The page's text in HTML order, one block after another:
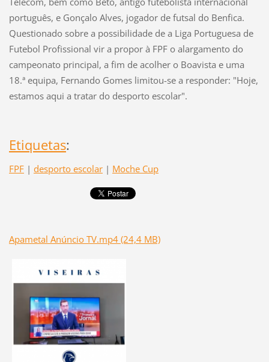
português, e Gonçalo Alves, jogador de futsal do Benfica.
Questionado sobre a possibilidade de a Liga Portuguesa de
Futebol Profissional vir a propor à FPF o alargamento do
campeonato principal, a fim de acolher o Boavista e uma
18.ª equipa, Fernando Gomes limitou-se a responder: "Hoje,
estamos aqui a tratar do desporto escolar".
Etiquetas:
FPF | desporto escolar | Moche Cup
Apametal Anúncio TV.mp4 (24,4 MB)